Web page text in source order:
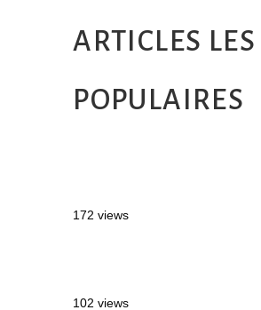
ARTICLES
POPULAIRES
172 views
102 views